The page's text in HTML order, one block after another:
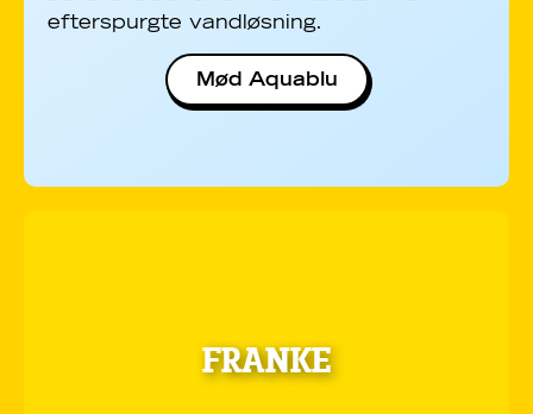
efterspurgte vandløsning.
Mød Aquablu
FRANKE